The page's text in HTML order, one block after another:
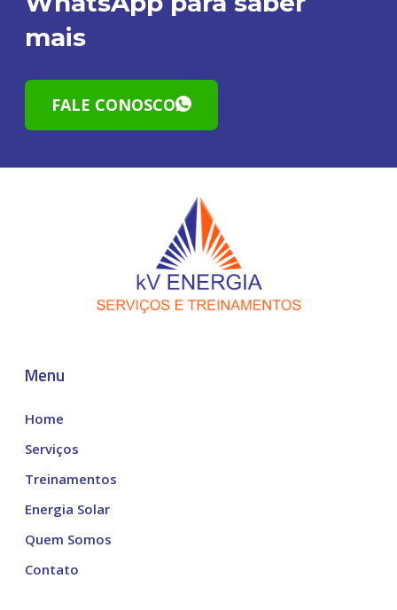
mais
FALE CONOSCO
Menu
Home
Serviços
Treinamentos
Energia Solar
Quem Somos
Contato